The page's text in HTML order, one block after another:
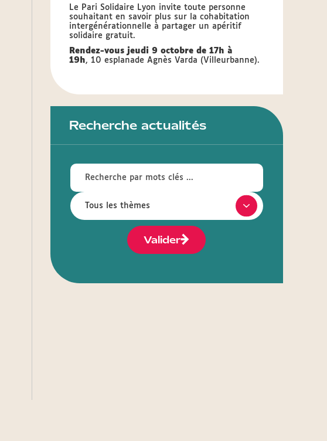
Le Pari Solidaire Lyon invite toute personne
souhaitant en savoir plus sur la cohabitation
intergénérationnelle à partager un apéritif
solidaire gratuit.
Rendez-vous jeudi 9 octobre de 17h à
19h, 10 esplanade Agnès Varda (Villeurbanne).
Recherche actualités
Valider